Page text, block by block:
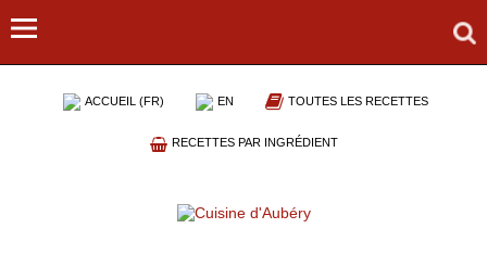
ACCUEIL (FR) EN TOUTES LES RECETTES
RECETTES PAR INGRÉDIENT